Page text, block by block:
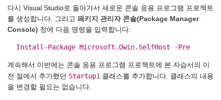
다시 Visual Studio로 돌아가서 새로운 콘솔 응용 프로그램 프로젝트
를 생성합니다. 그리고 패키지 관리자 콘솔(Package Manager
Console) 창에 다음 명령을 입력합니다:
Install-Package Microsoft.Owin.SelfHost -Pre
계속해서 이번에는 콘솔 응용 프로그램 프로젝트에 본 자습서의 이
전 절에서 추가했던 Startup1 클래스를 추가합니다. 클래스의 내용
을 변경할 필요는 없습니다.